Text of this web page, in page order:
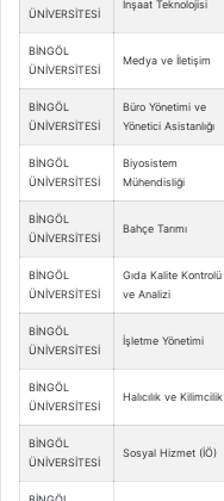
ÜNİVERSİTESİ
İnşaat Teknolojisi
BİNGÖL
ÜNİVERSİTESİ
Medya ve İletişim
BİNGÖL
ÜNİVERSİTESİ
Büro Yönetimi ve
Yönetici Asistanlığı
BİNGÖL
ÜNİVERSİTESİ
Biyosistem
Mühendisliği
BİNGÖL
ÜNİVERSİTESİ
Bahçe Tarımı
BİNGÖL
ÜNİVERSİTESİ
Gıda Kalite Kontrolü
ve Analizi
BİNGÖL
ÜNİVERSİTESİ
İşletme Yönetimi
BİNGÖL
ÜNİVERSİTESİ
Halıcılık ve Kilimcilik
BİNGÖL
ÜNİVERSİTESİ
Sosyal Hizmet (İÖ)